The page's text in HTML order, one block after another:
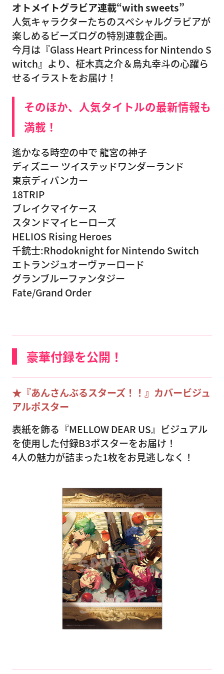
オトメイトグラビア連載“with sweets”
人気キャラクターたちのスペシャルグラビアが
楽しめるビーズログの特別連載企画。
今月は『Glass Heart Princess for Nintendo S
witch』より、柾木真之介＆烏丸幸斗の心躍ら
せるイラストをお届け！
そのほか、人気タイトルの最新情報も
満載！
遙かなる時空の中で 龍宮の神子
ディズニー ツイステッドワンダーランド
東京ディバンカー
18TRIP
ブレイクマイケース
スタンドマイヒーローズ
HELIOS Rising Heroes
千銃士:Rhodoknight for Nintendo Switch
エトランジュオーヴァーロード
グランブルーファンタジー
Fate/Grand Order
豪華付録を公開！
★『あんさんぶるスターズ！！』カバービジュ
アルポスター
表紙を飾る『MELLOW DEAR US』ビジュアル
を使用した付録B3ポスターをお届け！
4人の魅力が詰まった1枚をお見逃しなく！